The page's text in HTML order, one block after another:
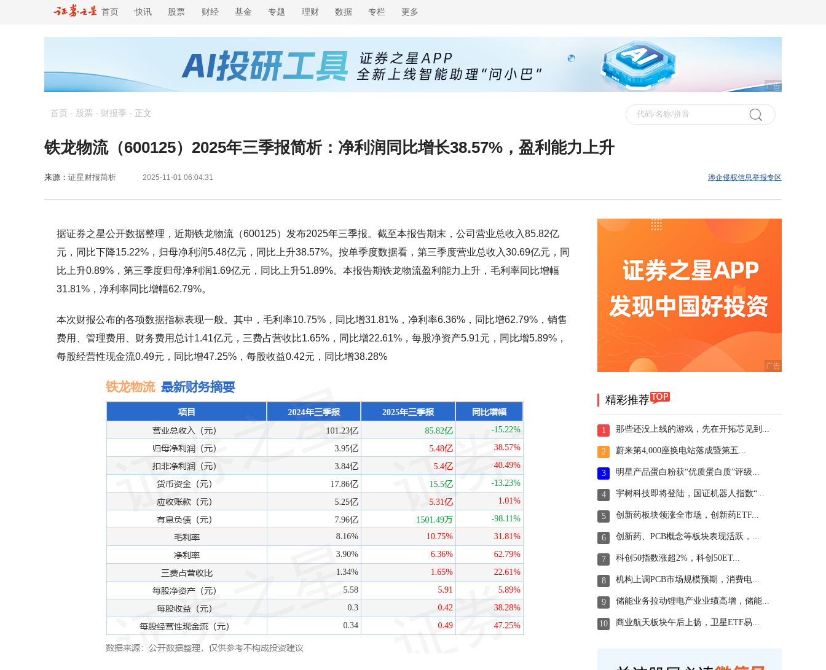
首页 快讯 股票 财经 基金 专题 理财 数据 专栏 更多
广告
首页 - 股票 - 财报季 - 正文
铁龙物流（600125）2025年三季报简析：净利润同比增长38.57%，盈利能力上升
来源： 证星财报简析 2025-11-01 06:04:31 涉企侵权信息举报专区
据证券之星公开数据整理，近期铁龙物流（600125）发布2025年三季报。截至本报告期末，公司营业总收入85.82亿
元，同比下降15.22%，归母净利润5.48亿元，同比上升38.57%。按单季度数据看，第三季度营业总收入30.69亿元，同
比上升0.89%，第三季度归母净利润1.69亿元，同比上升51.89%。本报告期铁龙物流盈利能力上升，毛利率同比增幅
31.81%，净利率同比增幅62.79%。
本次财报公布的各项数据指标表现一般。其中，毛利率10.75%，同比增31.81%，净利率6.36%，同比增62.79%，销售
费用、管理费用、财务费用总计1.41亿元，三费占营收比1.65%，同比增22.61%，每股净资产5.91元，同比增5.89%，
每股经营性现金流0.49元，同比增47.25%，每股收益0.42元，同比增38.28%
精彩推荐
1 那些还没上线的游戏，先在开拓芯见到...
2 蔚来第4,000座换电站落成暨第五...
3 明星产品蛋白粉获“优质蛋白质”评级...
4 宇树科技即将登陆，国证机器人指数“...
5 创新药板块领涨全市场，创新药ETF...
6 创新药、PCB概念等板块表现活跃，...
7 科创50指数涨超2%，科创50ET...
8 机构上调PCB市场规模预期，消费电...
9 储能业务拉动锂电产业业绩高增，储能...
10 商业航天板块午后上扬，卫星ETF易...